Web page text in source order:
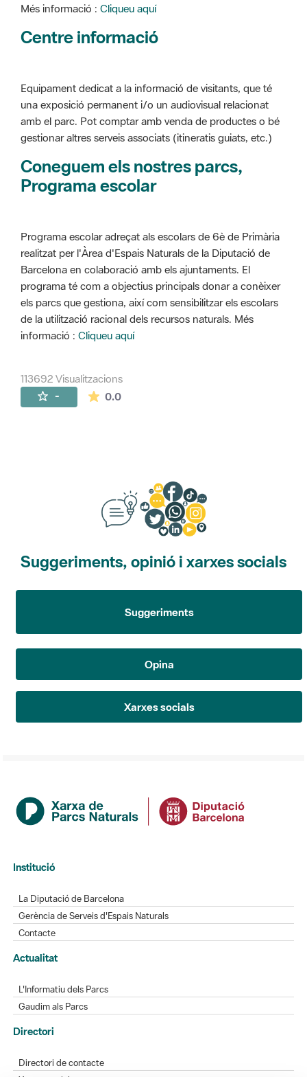
Més informació : Cliqueu aquí
Centre informació
Equipament dedicat a la informació de visitants, que té
una exposició permanent i/o un audiovisual relacionat
amb el parc. Pot comptar amb venda de productes o bé
gestionar altres serveis associats (itineratis guiats, etc.)
Coneguem els nostres parcs,
Programa escolar
Programa escolar adreçat als escolars de 6è de Primària
realitzat per l'Àrea d'Espais Naturals de la Diputació de
Barcelona en colaboració amb els ajuntaments. El
programa té com a objectius principals donar a conèixer
els parcs que gestiona, així com sensibilitzar els escolars
de la utilització racional dels recursos naturals. Més
informació : Cliqueu aquí
113692 Visualitzacions
- 0.0La mitjana de les valoracions és de 0
Suggeriments, opinió i xarxes socials
Suggeriments
Opina
Xarxes socials
Institució
La Diputació de Barcelona
Gerència de Serveis d'Espais Naturals
Contacte
Actualitat
L'Informatiu dels Parcs
Gaudim als Parcs
Directori
Directori de contacte